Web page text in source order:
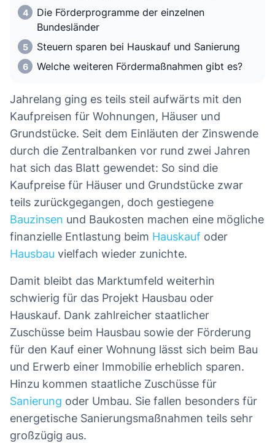
Die Förderprogramme der einzelnen
Bundesländer
Steuern sparen bei Hauskauf und Sanierung
Welche weiteren Fördermaßnahmen gibt es?
Jahrelang ging es teils steil aufwärts mit den
Kaufpreisen für Wohnungen, Häuser und
Grundstücke. Seit dem Einläuten der Zinswende
durch die Zentralbanken vor rund zwei Jahren
hat sich das Blatt gewendet: So sind die
Kaufpreise für Häuser und Grundstücke zwar
teils zurückgegangen, doch gestiegene
Bauzinsen und Baukosten machen eine mögliche
finanzielle Entlastung beim Hauskauf oder
Hausbau vielfach wieder zunichte.
Damit bleibt das Marktumfeld weiterhin
schwierig für das Projekt Hausbau oder
Hauskauf. Dank zahlreicher staatlicher
Zuschüsse beim Hausbau sowie der Förderung
für den Kauf einer Wohnung lässt sich beim Bau
und Erwerb einer Immobilie erheblich sparen.
Hinzu kommen staatliche Zuschüsse für
Sanierung oder Umbau. Sie fallen besonders für
energetische Sanierungsmaßnahmen teils sehr
großzügig aus.